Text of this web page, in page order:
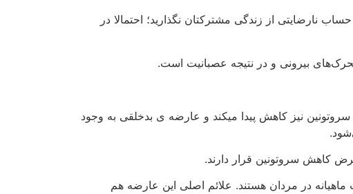
نارضایتی از زندگی مشترکتان نگذارید؛ احتمالا در
نیز کاهش پیدا میکند و عارضه ی بدخلقی به وجود
کاهش سروتونين قرار دارند.
در مردان هستند. علائم اصلی این عارضه هم